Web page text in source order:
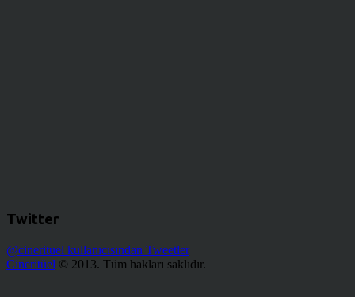
Twitter
@cinerituel kullanıcısından Tweetler
Cineritüel © 2013. Tüm hakları saklıdır.